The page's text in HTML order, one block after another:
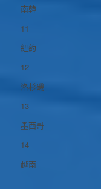
南韓
11
紐約
12
洛杉磯
13
墨西哥
14
越南